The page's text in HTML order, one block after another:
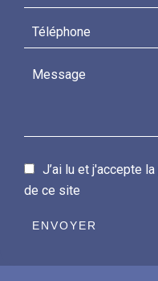
J’ai lu et j'accepte la
de ce site
ENVOYER